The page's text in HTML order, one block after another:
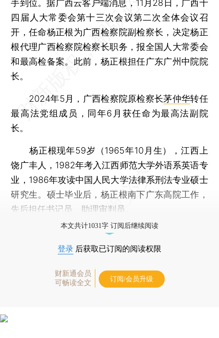
手到位。据广西云客户端消息，11月28日，广西十
四届人大常委会第十三次会议第二次全体会议召
开，任命杨正根为广西检察院副检察长，决定杨正
根代理广西检察院检察长职务，报全国人大常委会
和最高检备案。此前，杨正根担任广东广州中院院
长。
2024年5月，广西检察院原检察长茅仲华转任
最高法党组成员，同年6月获任命为最高法副院
长。
杨正根现年59岁（1965年10月生），江西上
饶广丰人，1982年考入江西师范大学外语系英语专
业，1986年攻读中国人民大学法律系刑法专业硕士
研究生。硕士毕业后，杨正根南下广东高院工作，
先后担任书记员、助理审判员。
本文共计1031字 订阅后继续阅读
登录 后获取已订阅的阅读权限
财新通会员
可畅读全文
订阅/会员升级